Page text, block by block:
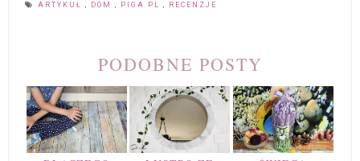
ARTYKUŁ , DOM , PIGA.PL , RECENZJE
PODOBNE POSTY